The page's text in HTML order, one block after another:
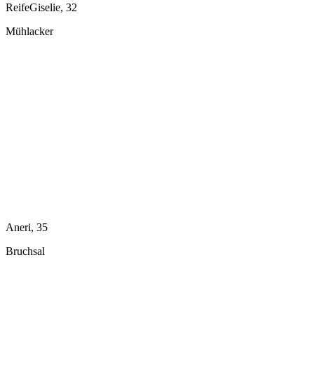
ReifeGiselie, 32
Mühlacker
Aneri, 35
Bruchsal